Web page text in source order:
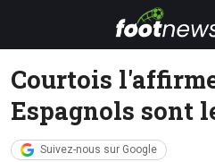
Courtois
Espagnols sont
Suivez-nous sur Google